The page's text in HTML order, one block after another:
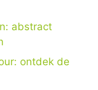
abstract
ontdek de